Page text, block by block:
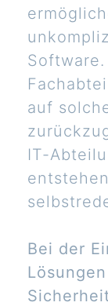
auf
IT-
Bei der